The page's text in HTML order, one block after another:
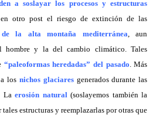
a soslayar los procesos y estructuras
otro post el riesgo de extinción de las
la alta montaña mediterránea , aun
hombre y la del cambio climático. Tales
“paleoformas heredadas” del pasado . Más
los nichos glaciaresgenerados durante las
La erosión natural (soslayemos también la
estructuras y reemplazarlas por otras que